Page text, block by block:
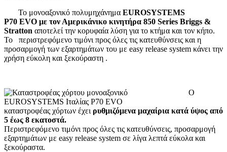
Το μονοαξονικό πολυμηχάνημα EUROSYSTEMS
P70 EVO με τον Αμερικάνικο κινητήρα 850 Series Briggs &
Stratton αποτελεί την κορυφαία λύση για το κτήμα και τον κήπο.
Το περιστρεφόμενο τιμόνι προς όλες τις κατευθύνσεις και η
προσαρμογή των εξαρτημάτων του με easy release system κάνει την
χρήση εύκολη και ξεκούραστη .
Ο
καταστροφέας χόρτων έχει ρυθμιζόμενα μαχαίρια κατά ύψος από
5 έως 8 εκατοστά.
Περιστρεφόμενο τιμόνι προς όλες τις κατευθύνσεις, προσαρμογή
εξαρτημάτων με easy release system σε λίγα λεπτά εύκολα και
ξεκούραστα.